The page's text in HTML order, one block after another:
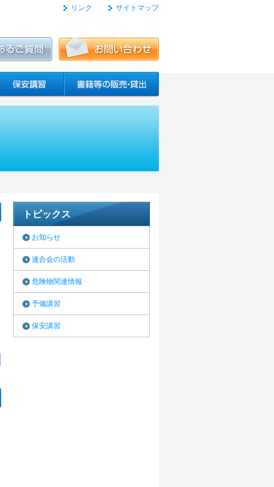
リンク サイトマップ
トピックス
お知らせ
連合会の活動
危険物関連情報
予備講習
保安講習